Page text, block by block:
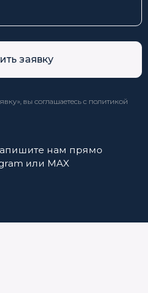
заявку
вы соглашаетесь с политикой